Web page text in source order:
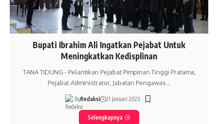
Bupati Ibrahim Ali Ingatkan Pejabat Untuk
Meningkatkan Kedisplinan
TANA TIDUNG - Pelantikan Pejabat Pimpinan Tinggi Pratama,
Pejabat Administrator, Jabatan Pengawas…
ByRedaksi 21 Januari 2023
Selengkapnya